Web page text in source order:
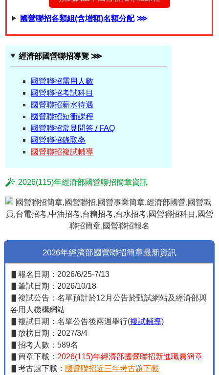
國營聯招各類組(含增額)名額分配⋙
經濟部國營聯招導覽 ⋙
國營聯招需用人數
國營聯招考試科目
國營聯招薪水待遇
國營聯招短衝課程
國營聯招常見問答 / FAQ
國營聯招錄取率
國營聯招複試輔導
2026(115)年經濟部國營聯招簡章資訊
2026年經濟部國營聯招簡章最新資訊
▋報名日期：2026/6/25-7/13
▋筆試日期：2026/10/18
▋複試公告：名單預計於12月公告於甄試網站及經濟部與
各用人機構網站
▋複試日期：名單公告後兩週舉行(複試輔導)
▋放榜日期：2027/3/4
▋招考人數：589名
▋簡章下載： 2026(115)年經濟部國營聯招新進職員簡章
▋考古題下載： 國營聯招近三年考古題下載